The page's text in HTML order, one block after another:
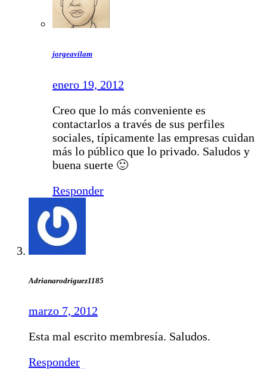
jorgeavilam
enero 19, 2012
Creo que lo más conveniente es
contactarlos a través de sus perfiles
sociales, típicamente las empresas cuidan
más lo público que lo privado. Saludos y
buena suerte 🙂
Responder
Adrianarodriguez1185
marzo 7, 2012
Esta mal escrito membresía. Saludos.
Responder